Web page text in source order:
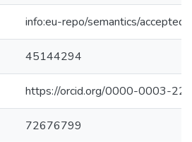
info:eu-repo/semantics/
45144294
https://orcid.org/0000-0003-
72676799